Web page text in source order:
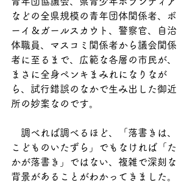
などの全県規模の青年団体関係者、ボ
ーイ＆ガールスカウト、警察官、自治
体職員、マスコミ関係者から議会関係
者に至るまで、広範な各層の市民が、
まさに全身ペンキまみれになりなが
ら、試行錯誤のなかで生み出した御近
所の妙案なのです。
調べれば調べるほど、「落書きは、
こどものいたずら」でもなければ「た
かが落書き」ではない、複雑で深刻な
背景があることがわかってきました。